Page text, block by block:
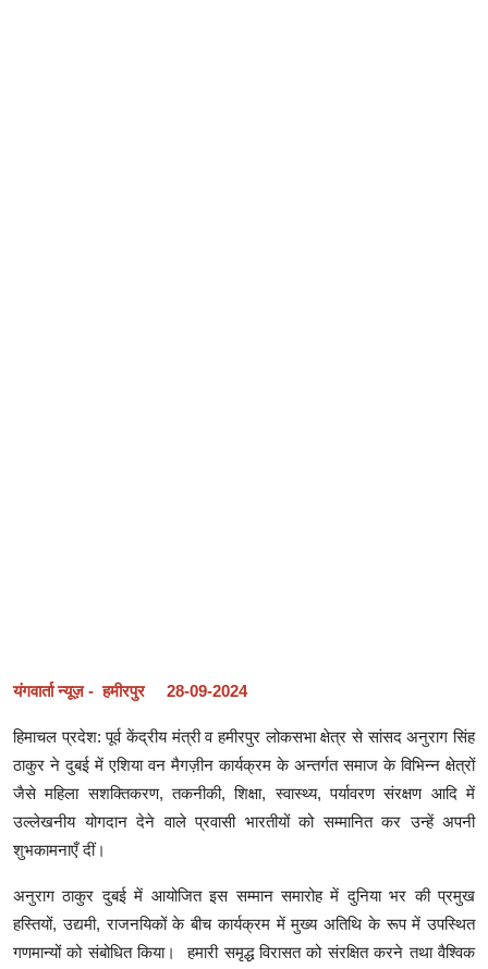
यंगवार्ता न्यूज़ - हमीरपुर 28-09-2024
हिमाचल प्रदेश: पूर्व केंद्रीय मंत्री व हमीरपुर लोकसभा क्षेत्र से सांसद अनुराग सिंह
ठाकुर ने दुबई में एशिया वन मैगज़ीन कार्यक्रम के अन्तर्गत समाज के विभिन्न क्षेत्रों
जैसे महिला सशक्तिकरण, तकनीकी, शिक्षा, स्वास्थ्य, पर्यावरण संरक्षण आदि में
उल्लेखनीय योगदान देने वाले प्रवासी भारतीयों को सम्मानित कर उन्हें अपनी
शुभकामनाएँ दीं।
अनुराग ठाकुर दुबई में आयोजित इस सम्मान समारोह में दुनिया भर की प्रमुख
हस्तियों, उद्यमी, राजनयिकों के बीच कार्यक्रम में मुख्य अतिथि के रूप में उपस्थित
गणमान्यों को संबोधित किया। हमारी समृद्ध विरासत को संरक्षित करने तथा वैश्विक